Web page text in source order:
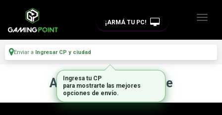
¡ARMÁ TU PC!
Enviar a Ingresar CP y ciudad
Artículo no disponible
Ingresa tu CP
para mostrarte las mejores
opciones de envío.